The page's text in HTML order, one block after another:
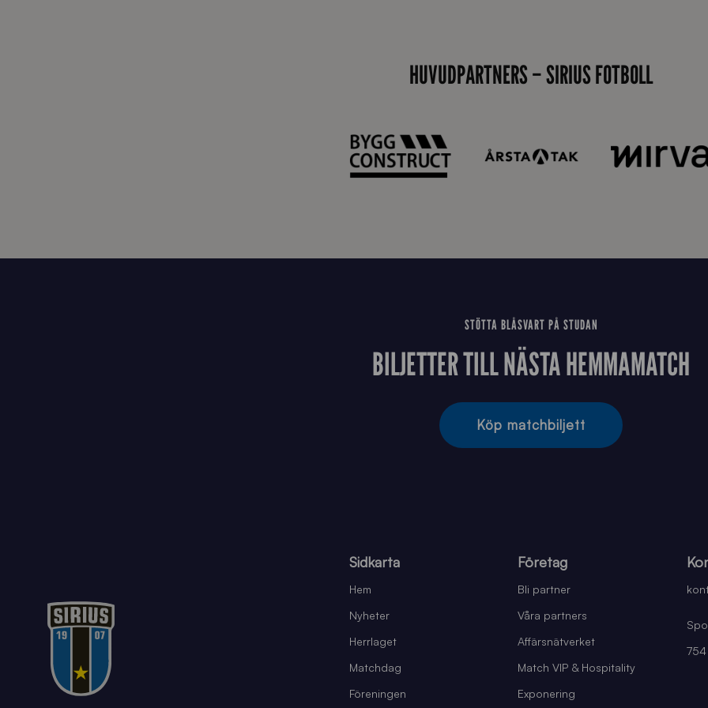
HUVUDPARTNERS – SIRIUS FOTBOLL
STÖTTA BLÅSVART PÅ STUDAN
BILJETTER TILL NÄSTA HEMMAMATCH
Köp matchbiljett
Sidkarta
Hem
Nyheter
Herrlaget
Matchdag
Föreningen
Företag
Bli partner
Våra partners
Affärsnätverket
Match VIP & Hospitality
Exponering
754